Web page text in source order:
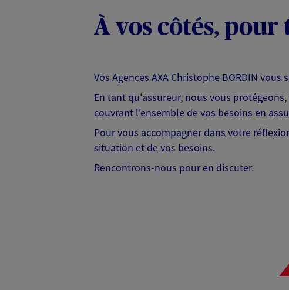
À vos côtés, pour
Vos Agences AXA Christophe BORDIN
En tant qu'assureur, nous vous
couvrant l'ensemble de vos besoins en
Pour vous accompagner dans votre
situation et de vos besoins.
Rencontrons-nous pour en discuter.